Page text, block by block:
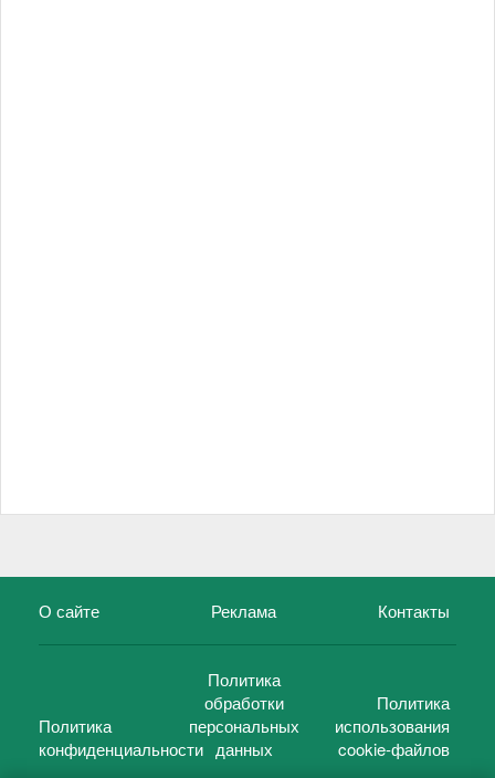
О сайте Реклама Контакты
Политика
конфиденциальности
Политика
обработки
персональных
данных
Политика
использования
cookie-файлов